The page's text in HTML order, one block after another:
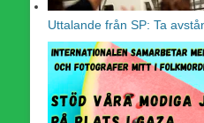
Uttalande från SP: Ta